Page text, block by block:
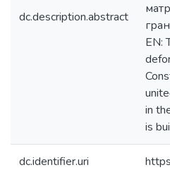
dc.description.abstract
EN:
in
is
dc.identifier.uri